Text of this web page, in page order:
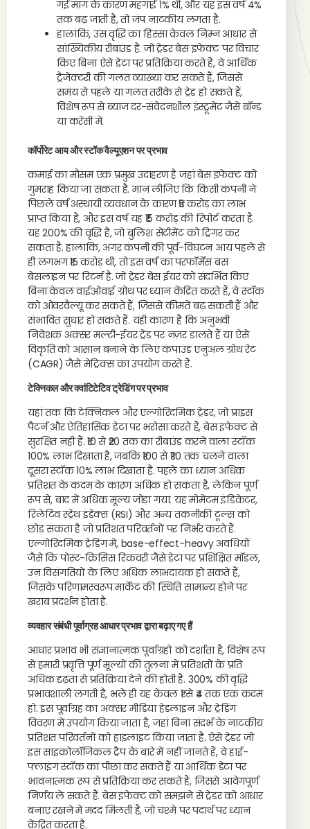
गई मांग के कारण महंगाई 1% थी, और यह इस वर्ष 4%
तक बढ़ जाती है, तो जंप नाटकीय लगता है.
हालांकि, उस वृद्धि का हिस्सा केवल निम्न आधार से
सांख्यिकीय रीबाउंड है. जो ट्रेडर बेस इफेक्ट पर विचार
किए बिना ऐसे डेटा पर प्रतिक्रिया करते हैं, वे आर्थिक
ट्रैजेक्टरी की गलत व्याख्या कर सकते हैं, जिससे
समय से पहले या गलत तरीके से ट्रेड हो सकते हैं,
विशेष रूप से ब्याज दर-संवेदनशील इंस्ट्रूमेंट जैसे बॉन्ड
या करेंसी में.
कॉर्पोरेट आय और स्टॉक वैल्यूएशन पर प्रभाव
कमाई का मौसम एक प्रमुख उदाहरण है जहां बेस इफेक्ट को
गुमराह किया जा सकता है. मान लीजिए कि किसी कंपनी ने
पिछले वर्ष अस्थायी व्यवधान के कारण ₹5 करोड़ का लाभ
प्राप्त किया है, और इस वर्ष यह ₹15 करोड़ की रिपोर्ट करता है.
यह 200% की वृद्धि है, जो बुलिश सेंटीमेंट को ट्रिगर कर
सकता है. हालांकि, अगर कंपनी की पूर्व-विघटन आय पहले से
ही लगभग ₹15 करोड़ थी, तो इस वर्ष का परफॉर्मेंस बस
बेसलाइन पर रिटर्न है. जो ट्रेडर बेस ईयर को संदर्भित किए
बिना केवल वाईओवाई ग्रोथ पर ध्यान केंद्रित करते हैं, वे स्टॉक
को ओवरवैल्यू कर सकते हैं, जिससे कीमतें बढ़ सकती हैं और
संभावित सुधार हो सकते हैं. यही कारण है कि अनुभवी
निवेशक अक्सर मल्टी-ईयर ट्रेंड पर नज़र डालते हैं या ऐसे
विकृति को आसान बनाने के लिए कंपाउंड एनुअल ग्रोथ रेट
(CAGR) जैसे मेट्रिक्स का उपयोग करते हैं.
टेक्निकल और क्वांटिटेटिव ट्रेडिंग पर प्रभाव
यहां तक कि टेक्निकल और एल्गोरिदमिक ट्रेडर, जो प्राइस
पैटर्न और ऐतिहासिक डेटा पर भरोसा करते हैं, बेस इफेक्ट से
सुरक्षित नहीं हैं. ₹10 से ₹20 तक का रीबाउंड करने वाला स्टॉक
100% लाभ दिखाता है, जबकि ₹100 से ₹110 तक चलने वाला
दूसरा स्टॉक 10% लाभ दिखाता है. पहले का ध्यान अधिक
प्रतिशत के कदम के कारण अधिक हो सकता है, लेकिन पूर्ण
रूप से, बाद में अधिक मूल्य जोड़ा गया. यह मोमेंटम इंडिकेटर,
रिलेटिव स्ट्रेंथ इंडेक्स (RSI) और अन्य तकनीकी टूल्स को
छोड़ सकता है जो प्रतिशत परिवर्तनों पर निर्भर करते हैं.
एल्गोरिदमिक ट्रेडिंग में, base-effect-heavy अवधियों
जैसे कि पोस्ट-क्रिसिस रिकवरी जैसे डेटा पर प्रशिक्षित मॉडल,
उन विसंगतियों के लिए अधिक लाभदायक हो सकते हैं,
जिसके परिणामस्वरूप मार्केट की स्थिति सामान्य होने पर
खराब प्रदर्शन होता है.
व्यवहार संबंधी पूर्वाग्रह आधार प्रभाव द्वारा बढ़ाए गए हैं
आधार प्रभाव भी संज्ञानात्मक पूर्वाग्रहों को दर्शाता है, विशेष रूप
से हमारी प्रवृत्ति पूर्ण मूल्यों की तुलना में प्रतिशतों के प्रति
अधिक दृढ़ता से प्रतिक्रिया देने की होती है. 300% की वृद्धि
प्रभावशाली लगती है, भले ही यह केवल ₹1 से ₹4 तक एक कदम
हो. इस पूर्वाग्रह का अक्सर मीडिया हेडलाइन और ट्रेडिंग
विवरण में उपयोग किया जाता है, जहां बिना संदर्भ के नाटकीय
प्रतिशत परिवर्तनों को हाइलाइट किया जाता है. ऐसे ट्रेडर जो
इस साइकोलॉजिकल ट्रैप के बारे में नहीं जानते हैं, वे हाई-
फ्लाइंग स्टॉक का पीछा कर सकते हैं या आर्थिक डेटा पर
भावनात्मक रूप से प्रतिक्रिया कर सकते हैं, जिससे आवेगपूर्ण
निर्णय ले सकते हैं. बेस इफेक्ट को समझने से ट्रेडर को आधार
बनाए रखने में मदद मिलती है, जो चश्मे पर पदार्थ पर ध्यान
केंद्रित करता है.